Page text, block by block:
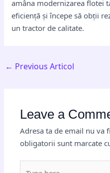
amâna modernizarea flotei
eficiență și începe să obții
un tractor de calitate.
← Previous Articol
Leave a
Adresa ta de email nu va
obligatorii sunt marcate